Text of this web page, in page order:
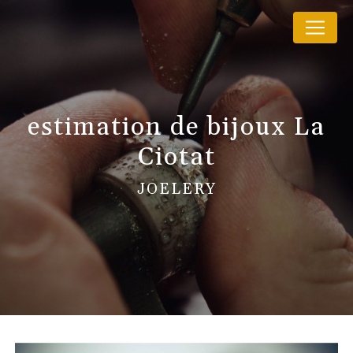
estimation de bijoux La
Ciotat
JOELERY
Panneau de gestion des cookies